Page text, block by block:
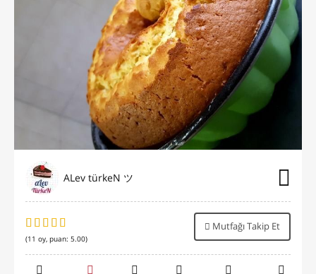
ALev türkeN ツ
(11 oy, puan: 5.00)
Mutfağı Takip Et